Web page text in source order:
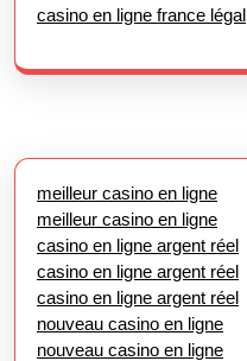
casino en ligne france légal
meilleur casino en ligne
meilleur casino en ligne
casino en ligne argent réel
casino en ligne argent réel
casino en ligne argent réel
nouveau casino en ligne
nouveau casino en ligne